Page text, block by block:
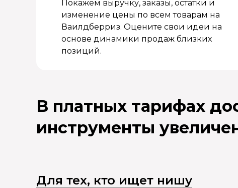
Покажем выручку, заказы, остатки и
изменение цены по всем товарам на
Ваилдберриз. Оцените свои идеи на
основе динамики продаж близких
позиций.
В платных тарифах
инструменты
Для тех, кто ищет нишу